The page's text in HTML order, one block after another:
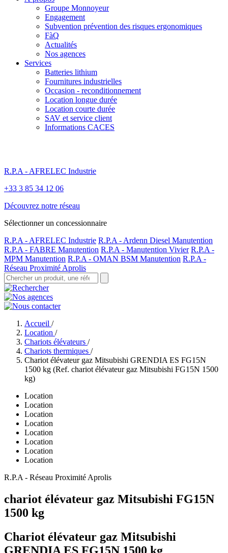
Groupe Monnoyeur
Engagement
Subvention prévention des risques ergonomiques
FàQ
Actualités
Nos agences
Services
Batteries lithium
Fournitures industrielles
Occasion - reconditionnement
Location longue durée
Location courte durée
SAV et service client
Informations CACES
R.P.A - AFRELEC Industrie
+33 3 85 34 12 06
Découvrez notre réseau
Sélectionner un concessionnaire
R.P.A - AFRELEC Industrie R.P.A - Ardenn Diesel Manutention
R.P.A - FABRE Manutention R.P.A - Manutention Vivier R.P.A -
MPM Manutention R.P.A - OMAN BSM Manutention R.P.A -
Réseau Proximité Aprolis
Accueil /
Location /
Chariots élévateurs /
Chariots thermiques /
Chariot élévateur gaz Mitsubishi GRENDIA ES FG15N
1500 kg (Ref. chariot élévateur gaz Mitsubishi FG15N 1500
kg)
Location
Location
Location
Location
Location
Location
Location
Location
R.P.A - Réseau Proximité Aprolis
chariot élévateur gaz Mitsubishi FG15N
1500 kg
Chariot élévateur gaz Mitsubishi